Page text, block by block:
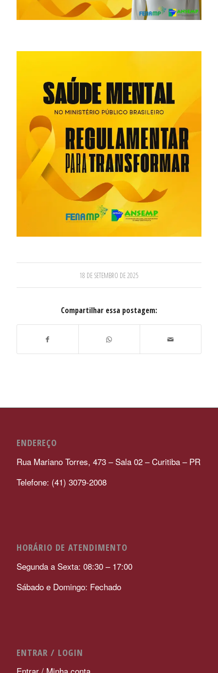
18 DE SETEMBRO DE 2025
Compartilhar essa postagem:
ENDEREÇO
Rua Mariano Torres, 473 – Sala 02 – Curitiba – PR
Telefone: (41) 3079-2008
HORÁRIO DE ATENDIMENTO
Segunda a Sexta: 08:30 – 17:00
Sábado e Domingo: Fechado
ENTRAR / LOGIN